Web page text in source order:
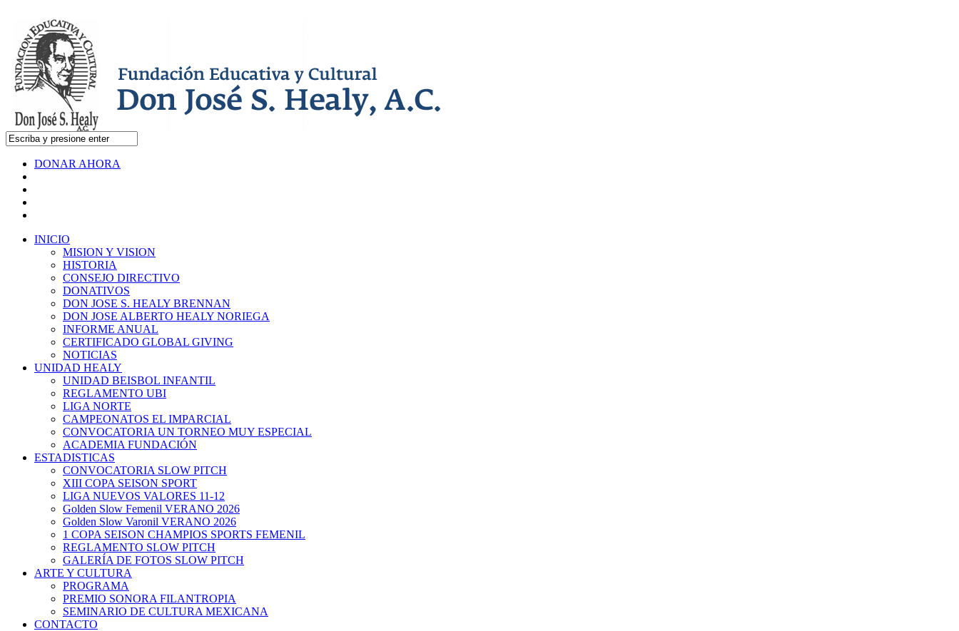
DONAR AHORA
INICIO
MISION Y VISION
HISTORIA
CONSEJO DIRECTIVO
DONATIVOS
DON JOSE S. HEALY BRENNAN
DON JOSE ALBERTO HEALY NORIEGA
INFORME ANUAL
CERTIFICADO GLOBAL GIVING
NOTICIAS
UNIDAD HEALY
UNIDAD BEISBOL INFANTIL
REGLAMENTO UBI
LIGA NORTE
CAMPEONATOS EL IMPARCIAL
CONVOCATORIA UN TORNEO MUY ESPECIAL
ACADEMIA FUNDACIÓN
ESTADISTICAS
CONVOCATORIA SLOW PITCH
XIII COPA SEISON SPORT
LIGA NUEVOS VALORES 11-12
Golden Slow Femenil VERANO 2026
Golden Slow Varonil VERANO 2026
1 COPA SEISON CHAMPIOS SPORTS FEMENIL
REGLAMENTO SLOW PITCH
GALERÍA DE FOTOS SLOW PITCH
ARTE Y CULTURA
PROGRAMA
PREMIO SONORA FILANTROPIA
SEMINARIO DE CULTURA MEXICANA
CONTACTO